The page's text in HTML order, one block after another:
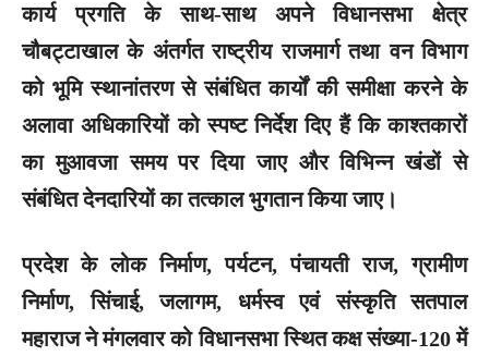
कार्य प्रगति के साथ-साथ अपने विधानसभा क्षेत्र
चौबट्टाखाल के अंतर्गत राष्ट्रीय राजमार्ग तथा वन विभाग
को भूमि स्थानांतरण से संबंधित कार्यों की समीक्षा करने के
अलावा अधिकारियों को स्पष्ट निर्देश दिए हैं कि काश्तकारों
का मुआवजा समय पर दिया जाए और विभिन्न खंडों से
संबंधित देनदारियों का तत्काल भुगतान किया जाए।
प्रदेश के लोक निर्माण, पर्यटन, पंचायती राज, ग्रामीण
निर्माण, सिंचाई, जलागम, धर्मस्व एवं संस्कृति सतपाल
महाराज ने मंगलवार को विधानसभा स्थित कक्ष संख्या-120 में